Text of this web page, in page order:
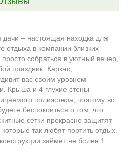
дачи – настоящая находка для
отдыха в компании близких
собраться в уютный вечер,
праздник. Каркас,
вас своим уровнем
Крыша и 4 глухие стены
полиэстера, поэтому во
беспокоиться о том, что
сетки прекрасно защитят
так любят портить отдых.
займет не более 1